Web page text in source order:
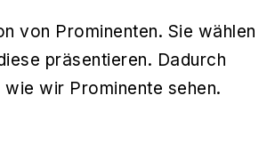
von Prominenten. Sie wählen
präsentieren. Dadurch
wie wir Prominente sehen.